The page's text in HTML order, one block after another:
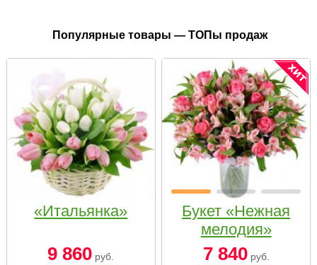
Популярные товары — ТОПы продаж
«Итальянка»
9 860 руб.
Букет «Нежная
мелодия»
7 840руб.